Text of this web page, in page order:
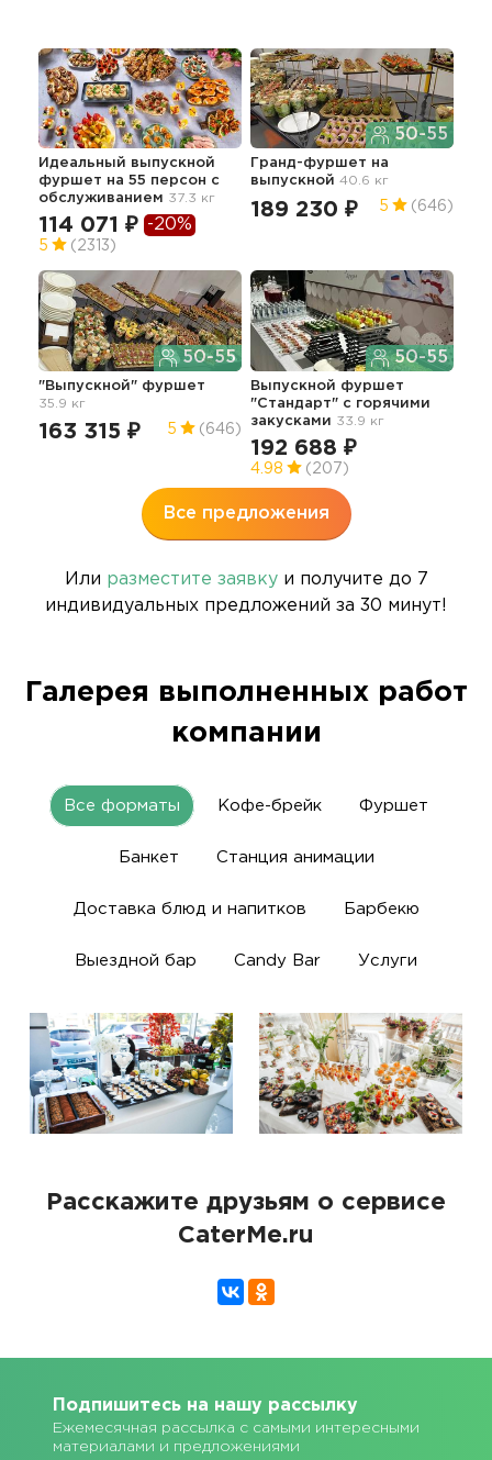
Идеальный выпускной
фуршет на 55 персон с
обслуживанием 37.3 кг
114 071 ₽ -20%
5 (2313)
50-55
Гранд-фуршет на
выпускной 40.6 кг
189 230 ₽ 5 (646)
50-55
"Выпускной" фуршет
35.9 кг
163 315 ₽ 5 (646)
50-55
Выпускной фуршет
"Стандарт" с горячими
закусками 33.9 кг
192 688 ₽
4.98 (207)
Все предложения
Или разместите заявкуи получите до 7
индивидуальных предложений за 30 минут!
Галерея выполненных работ
компании
Все форматы Кофе-брейк Фуршет
Банкет Станция анимации
Доставка блюд и напитков Барбекю
Выездной бар Candy Bar Услуги
Расскажите друзьям о сервисе
CaterMe.ru
Подпишитесь на нашу рассылку
Ежемесячная рассылка с самыми интересными
материалами и предложениями